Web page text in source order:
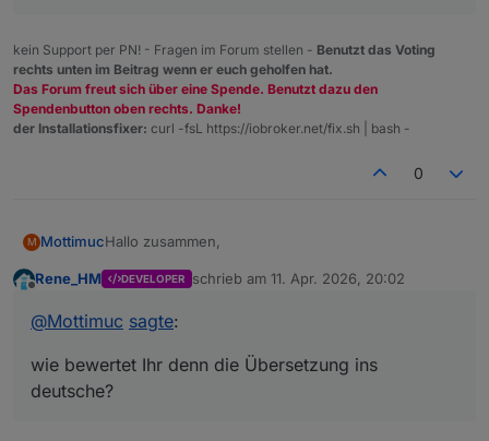
kein Support per PN! - Fragen im Forum stellen - Benutzt das Voting
rechts unten im Beitrag wenn er euch geholfen hat.
Das Forum freut sich über eine Spende. Benutzt dazu den
Spendenbutton oben rechts. Danke!
der Installationsfixer: curl -fsL https://iobroker.net/fix.sh | bash -
0
M MottimucHallo zusammen,
wie bewertet Ihr denn die Übersetzung ins
teilweise bewölktem Himmel"
Ich würde das per se, ohne Wetterfrosch zu sein,
mit Nieselregen oder Sprühregen umschreiben.
VG MO
Rene_HM DEVELOPER schrieb am 11. Apr. 2026, 20:02
zuletzt editiert von
@Mottimuc sagte:
wie bewertet Ihr denn die Übersetzung ins
deutsche?